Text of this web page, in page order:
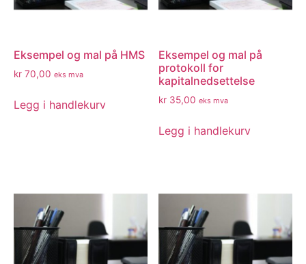
Eksempel og mal på HMS
kr 70,00 eks mva
Legg i handlekurv
Eksempel og mal på
protokoll for
kapitalnedsettelse
kr 35,00 eks mva
Legg i handlekurv